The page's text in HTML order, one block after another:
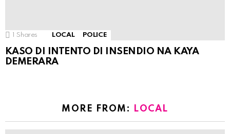
1 Shares LOCAL POLICE
KASO DI INTENTO DI INSENDIO NA KAYA
DEMERARA
MORE FROM: LOCAL